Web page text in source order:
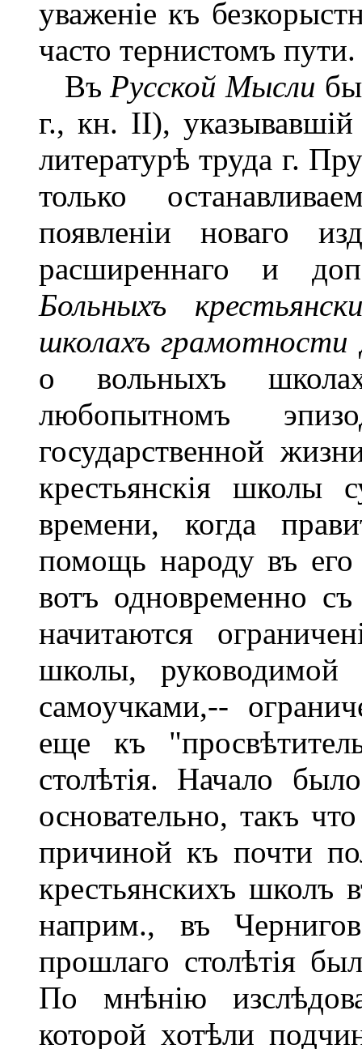
уваженіе къ
часто тернистомъ пути.
ВъРусской Мысли
г., кн. II),
литературѣ труда г.
только
появленіи новаго
расширеннаго и
Больныхъ
школахъ грамотности
о вольныхъ
любопытномъ
государственной
крестьянскія школы
времени, когда
помощь народу въ его
вотъ одновременно
начитаются
школы, руководимой
самоучками,--
еще къ
столѣтія. Начало
основательно, такъ
причиной къ почти
крестьянскихъ школъ
наприм., въ
прошлаго столѣтія
По мнѣнію
которой хотѣли